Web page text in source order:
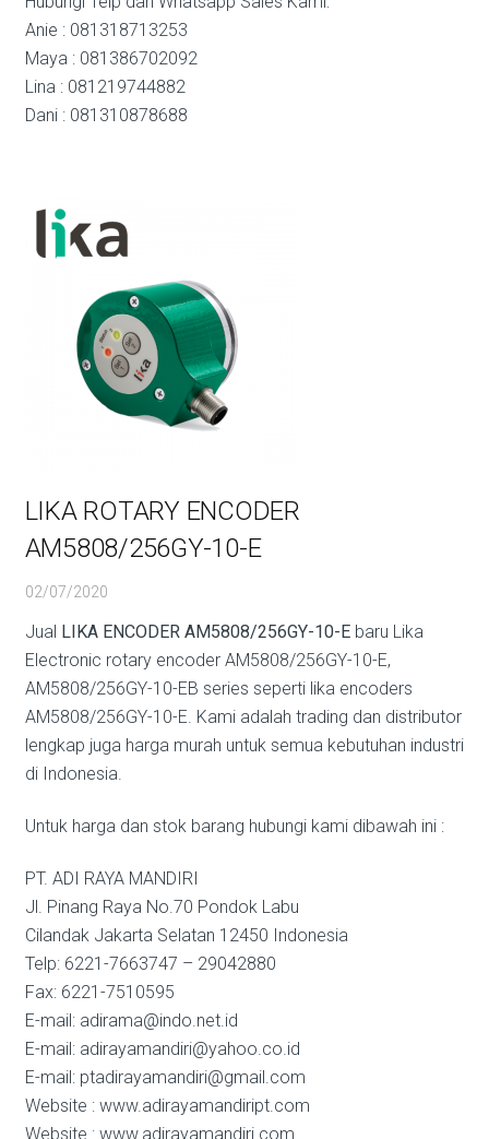
Anie : 081318713253
Maya : 081386702092
Lina : 081219744882
Dani : 081310878688
LIKA ROTARY ENCODER
AM5808/256GY-10-E
02/07/2020
Jual LIKA ENCODER AM5808/256GY-10-Ebaru Lika
Electronic rotary encoder AM5808/256GY-10-E,
AM5808/256GY-10-EB series seperti lika encoders
AM5808/256GY-10-E. Kami adalah trading dan distributor
lengkap juga harga murah untuk semua kebutuhan industri
di Indonesia.
Untuk harga dan stok barang hubungi kami dibawah ini :
PT. ADI RAYA MANDIRI
Jl. Pinang Raya No.70 Pondok Labu
Cilandak Jakarta Selatan 12450 Indonesia
Telp: 6221-7663747 – 29042880
Fax: 6221-7510595
E-mail: adirama@indo.net.id
E-mail: adirayamandiri@yahoo.co.id
E-mail: ptadirayamandiri@gmail.com
Website : www.adirayamandiript.com
Website : www.adirayamandiri.com